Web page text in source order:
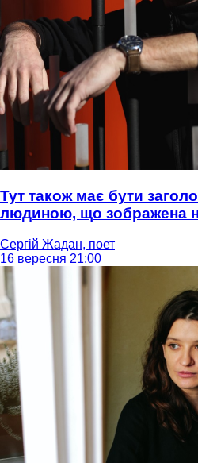
Тут також має бути
людиною, що зображена
Сергій Жадан, поет
16 вересня 21:00